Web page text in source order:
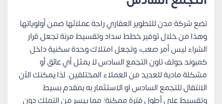
تضع شركة مدن للتطوير العقاري راحة عملائها ضمن أولوياتها
وهذا من خلال توفير خطط سداد وتقسيط مرنة تجعل قرار
الشراء ليس أمر صعب، وتجعل امتلاك وحدة سكنية داخل
كمبوند جولف تاون التجمع السادس لا يمثل أي عائق أو
مشكلة مادية للعديد من العملاء المختلفين. لذا يمكنك الآن
الانتقال للتجمع السادس او الاستثمار به بمقدم بسيط
وتقسيط على أطول فترة ممكنة؛ مما ييسر من التملك دون